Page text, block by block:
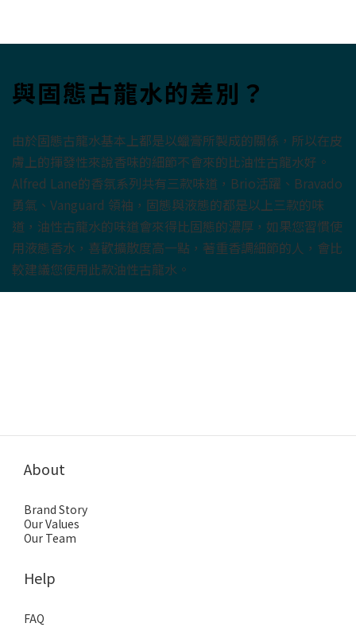
與固態古龍水的差別？
由於固態古龍水基本上都是以蠟膏所製成的關係，所以在皮
膚上的揮發性來說香味的細節不會來的比油性古龍水好。
Alfred Lane的香氛系列共有三款味道，Brio活躍、Bravado
勇氣、Vanguard 領袖，固態與液態的都是以上三款的味
道，油性古龍水的味道會來得比固態的濃厚，如果您習慣使
用液態香水，喜歡擴散度高一點，著重香調細節的人，會比
較建議您使用此款油性古龍水。
About
Brand Story
Our Values
Our Team
Help
FAQ